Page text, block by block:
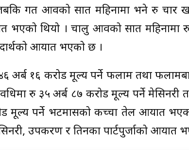
गत आवको सात महिनामा भने रु चार
भएको थियो । चालु आवको सात महिनामा
आयात भएको छ ।
अर्ब १६ करोड मूल्य पर्ने फलाम तथा
रु ३५ अर्ब ८७ करोड मूल्य पर्ने मेसिनरी
मूल्य पर्ने भटमासको कच्चा तेल आयात
उपकरण र तिनका पार्टपुर्जाको आयात